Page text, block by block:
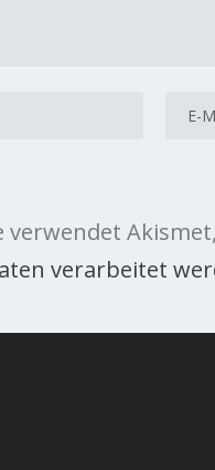
verwendet
verarbeitet